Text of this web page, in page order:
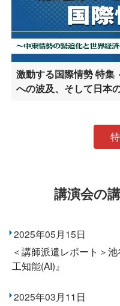
激動する国際情勢 特集
への波及、そして日本
講演会の
2025年05月15日
＜講師派遣レポート＞
工知能(AI)』
2025年03月11日